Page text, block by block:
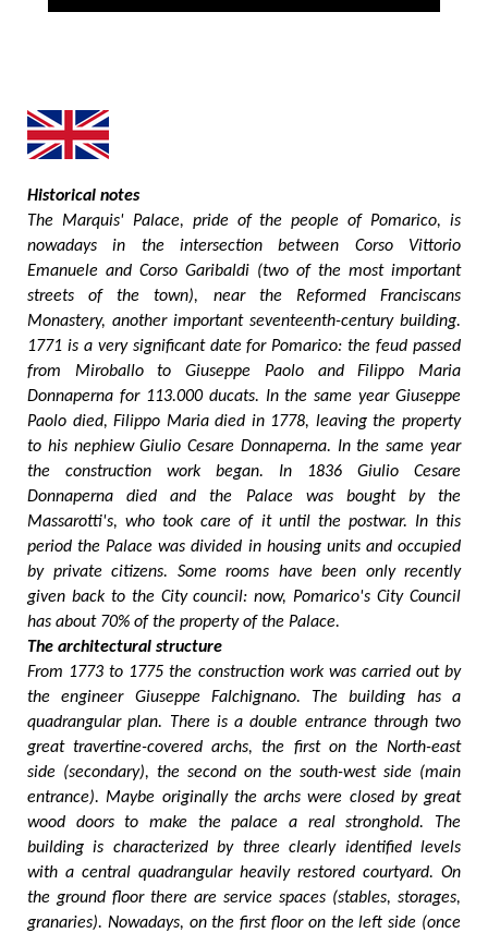
Historical notes
The Marquis' Palace, pride of the people of Pomarico, is
nowadays in the intersection between Corso Vittorio
Emanuele and Corso Garibaldi (two of the most important
streets of the town), near the Reformed Franciscans
Monastery, another important seventeenth-century building.
1771 is a very significant date for Pomarico: the feud passed
from Miroballo to Giuseppe Paolo and Filippo Maria
Donnaperna for 113.000 ducats. In the same year Giuseppe
Paolo died, Filippo Maria died in 1778, leaving the property
to his nephiew Giulio Cesare Donnaperna. In the same year
the construction work began. In 1836 Giulio Cesare
Donnaperna died and the Palace was bought by the
Massarotti's, who took care of it until the postwar. In this
period the Palace was divided in housing units and occupied
by private citizens. Some rooms have been only recently
given back to the City council: now, Pomarico's City Council
has about 70% of the property of the Palace.
The architectural structure
From 1773 to 1775 the construction work was carried out by
the engineer Giuseppe Falchignano. The building has a
quadrangular plan. There is a double entrance through two
great travertine-covered archs, the first on the North-east
side (secondary), the second on the south-west side (main
entrance). Maybe originally the archs were closed by great
wood doors to make the palace a real stronghold. The
building is characterized by three clearly identified levels
with a central quadrangular heavily restored courtyard. On
the ground floor there are service spaces (stables, storages,
granaries). Nowadays, on the first floor on the left side (once